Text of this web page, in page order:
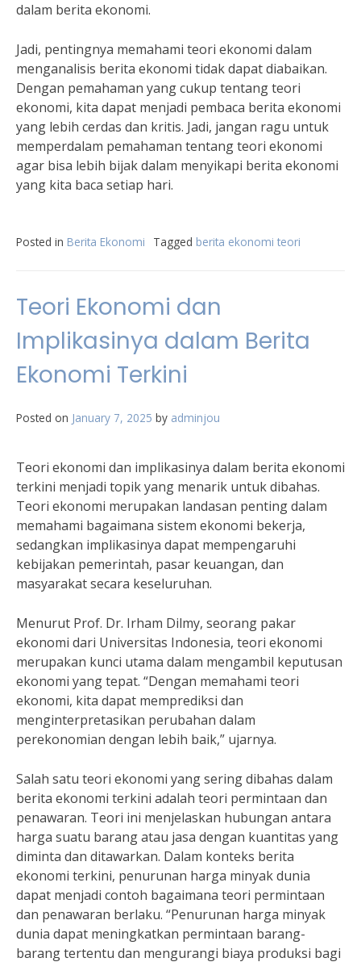
dalam berita ekonomi.
Jadi, pentingnya memahami teori ekonomi dalam
menganalisis berita ekonomi tidak dapat diabaikan.
Dengan pemahaman yang cukup tentang teori
ekonomi, kita dapat menjadi pembaca berita ekonomi
yang lebih cerdas dan kritis. Jadi, jangan ragu untuk
memperdalam pemahaman tentang teori ekonomi
agar bisa lebih bijak dalam menyikapi berita ekonomi
yang kita baca setiap hari.
Posted in Berita Ekonomi Tagged berita ekonomi teori
Teori Ekonomi dan
Implikasinya dalam Berita
Ekonomi Terkini
Posted on January 7, 2025 by adminjou
Teori ekonomi dan implikasinya dalam berita ekonomi
terkini menjadi topik yang menarik untuk dibahas.
Teori ekonomi merupakan landasan penting dalam
memahami bagaimana sistem ekonomi bekerja,
sedangkan implikasinya dapat mempengaruhi
kebijakan pemerintah, pasar keuangan, dan
masyarakat secara keseluruhan.
Menurut Prof. Dr. Irham Dilmy, seorang pakar
ekonomi dari Universitas Indonesia, teori ekonomi
merupakan kunci utama dalam mengambil keputusan
ekonomi yang tepat. “Dengan memahami teori
ekonomi, kita dapat memprediksi dan
menginterpretasikan perubahan dalam
perekonomian dengan lebih baik,” ujarnya.
Salah satu teori ekonomi yang sering dibahas dalam
berita ekonomi terkini adalah teori permintaan dan
penawaran. Teori ini menjelaskan hubungan antara
harga suatu barang atau jasa dengan kuantitas yang
diminta dan ditawarkan. Dalam konteks berita
ekonomi terkini, penurunan harga minyak dunia
dapat menjadi contoh bagaimana teori permintaan
dan penawaran berlaku. “Penurunan harga minyak
dunia dapat meningkatkan permintaan barang-
barang tertentu dan mengurangi biaya produksi bagi